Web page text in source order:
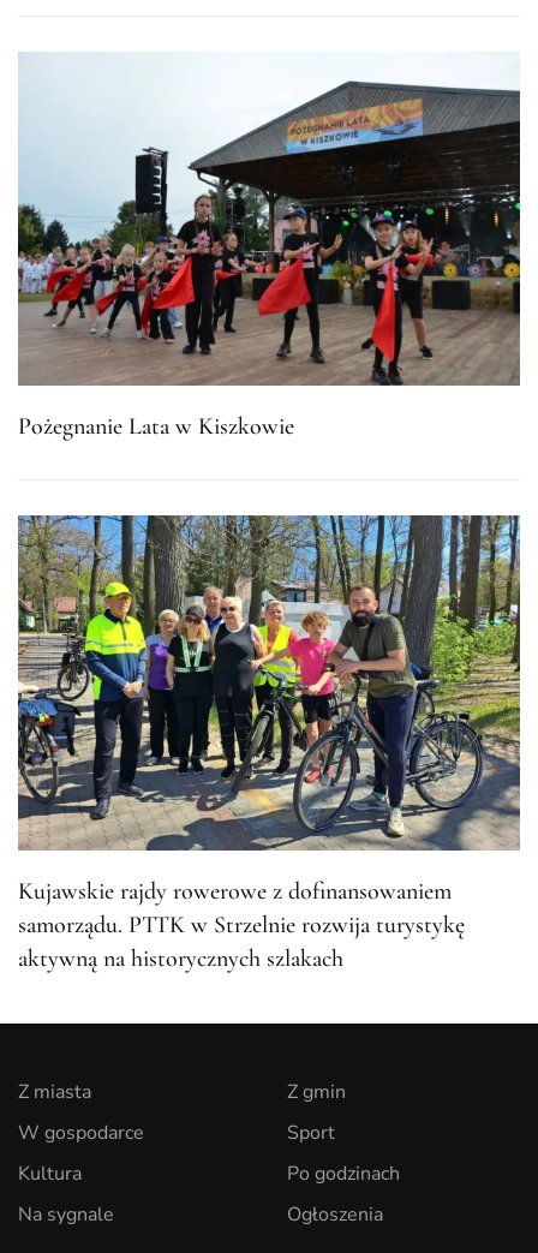
Pożegnanie Lata w Kiszkowie
Kujawskie rajdy rowerowe z dofinansowaniem
samorządu. PTTK w Strzelnie rozwija turystykę
aktywną na historycznych szlakach
Z miasta
W gospodarce
Kultura
Na sygnale
Z gmin
Sport
Po godzinach
Ogłoszenia